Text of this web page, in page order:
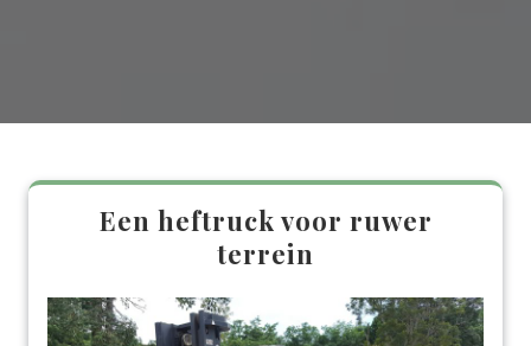
Een heftruck voor ruwer
terrein